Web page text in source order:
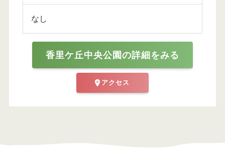
なし
香里ケ丘中央公園の詳細をみる
アクセス